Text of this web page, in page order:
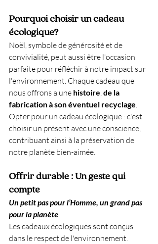
Pourquoi choisir un cadeau
écologique?
Noël, symbole de générosité et de
convivialité, peut aussi être l'occasion
parfaite pour réfléchir à notre impact sur
l'environnement. Chaque cadeau que
nous offrons a une histoire de la
fabrication à son éventuel recyclage
Opter pour un cadeau écologique : c'est
choisir un présent avec une conscience,
contribuant ainsi à la préservation de
notre planète bien-aimée.
Offrir durable : Un geste qui
compte
Un petit pas pour l’Homme, un grand pas
pour la planète
Les cadeaux écologiques sont conçus
dans le respect de l'environnement.